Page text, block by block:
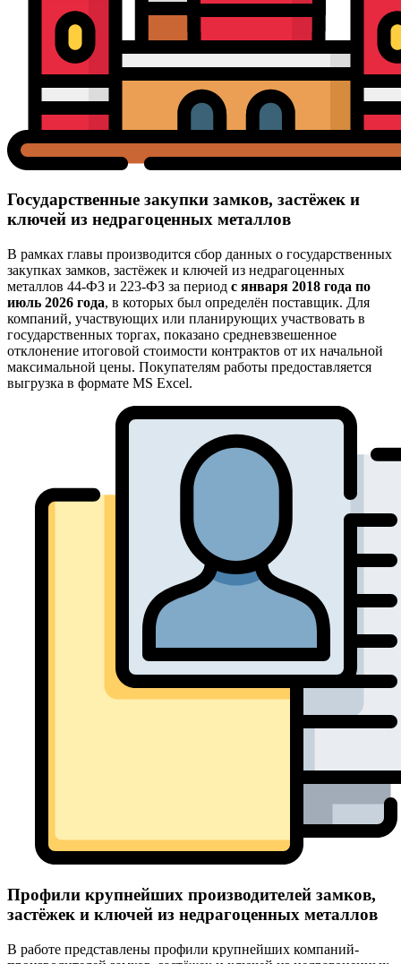
Государственные закупки замков, застёжек и
ключей из недрагоценных металлов
В рамках главы производится сбор данных о государственных
закупках замков, застёжек и ключей из недрагоценных
металлов 44-ФЗ и 223-ФЗ за период с января 2018 года по
июль 2026 года, в которых был определён поставщик. Для
компаний, участвующих или планирующих участвовать в
государственных торгах, показано средневзвешенное
отклонение итоговой стоимости контрактов от их начальной
максимальной цены. Покупателям работы предоставляется
выгрузка в формате MS Excel.
Профили крупнейших производителей замков,
застёжек и ключей из недрагоценных металлов
В работе представлены профили крупнейших компаний-